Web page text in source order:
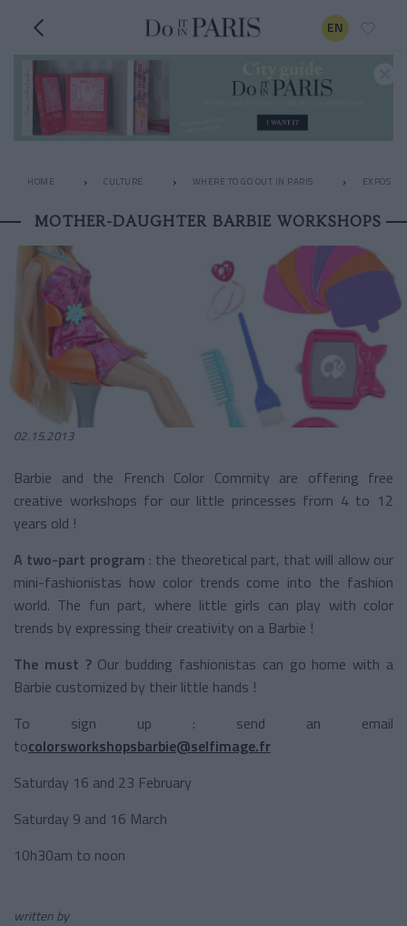
EN
HOME CULTURE WHERE TO GO OUT IN PARIS EXPOS
MOTHER-DAUGHTER BARBIE WORKSHOPS
02.15.2013
Barbie and the French Color Commity are offering free
creative workshops for our little princesses from 4 to 12
years old !
A two-part program : the theoretical part, that will allow our
mini-fashionistas how color trends come into the fashion
world. The fun part, where little girls can play with color
trends by expressing their creativity on a Barbie !
The must ?Our budding fashionistas can go home with a
Barbie customized by their little hands !
To sign up : send an email
tocolorsworkshopsbarbie@selfimage.fr
Saturday 16 and 23 February
Saturday 9 and 16 March
10h30am to noon
written by